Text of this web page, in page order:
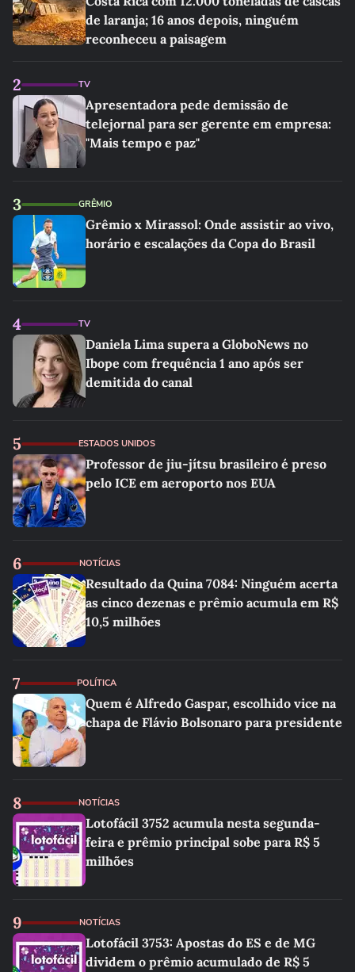
de laranja; 16 anos depois, ninguém
reconheceu a paisagem
2 TV
Apresentadora pede demissão de
telejornal para ser gerente em empresa:
"Mais tempo e paz"
3 GRÊMIO
Grêmio x Mirassol: Onde assistir ao vivo,
horário e escalações da Copa do Brasil
4 TV
Daniela Lima supera a GloboNews no
Ibope com frequência 1 ano após ser
demitida do canal
5 ESTADOS UNIDOS
Professor de jiu-jítsu brasileiro é preso
pelo ICE em aeroporto nos EUA
6 NOTÍCIAS
Resultado da Quina 7084: Ninguém acerta
as cinco dezenas e prêmio acumula em R$
10,5 milhões
7 POLÍTICA
Quem é Alfredo Gaspar, escolhido vice na
chapa de Flávio Bolsonaro para presidente
8 NOTÍCIAS
Lotofácil 3752 acumula nesta segunda-
feira e prêmio principal sobe para R$ 5
milhões
9 NOTÍCIAS
Lotofácil 3753: Apostas do ES e de MG
dividem o prêmio acumulado de R$ 5